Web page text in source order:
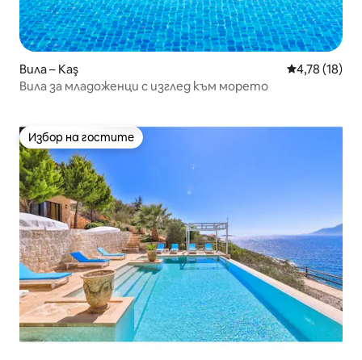
Вила – Kaş Средна
4,78 (18)
Вила за младоженци с изглед към морето
Избор на гостите
Избор на гостите